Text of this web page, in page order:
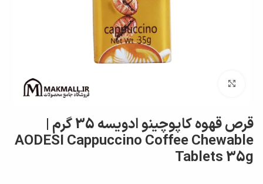
قرص قهوه کاپوچینو ادویسه 35 گرم |
AODESI Cappuccino Coffee Chewable
Tablets 35g